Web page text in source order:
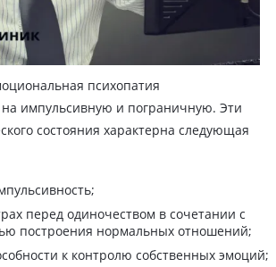
психопатия
на импульсивную и пограничную. Эти
состояния характерна следующая
перед одиночеством в сочетании с
построения нормальных отношений;
к контролю собственных эмоций;